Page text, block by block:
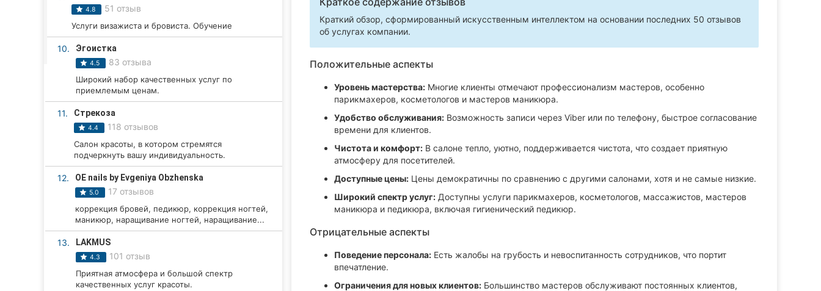
Херсон
Черкассы
Сумы
Ивано-Франковск
Ужгород
4.8 51 отзыв
Услуги визажиста и бровиста. Обучение
10. Эгоистка
4.5 83 отзыва
Широкий набор качественных услуг по
приемлемым ценам.
11. Стрекоза
4.4 118 отзывов
Салон красоты, в котором стремятся
подчеркнуть вашу индивидуальность.
12. OE nails by Evgeniya Obzhenska
5.0 17 отзывов
коррекция бровей, педикюр, коррекция ногтей,
маникюр, наращивание ногтей, наращивание...
13. LAKMUS
4.3 101 отзыв
Приятная атмосфера и большой спектр
качественных услуг красоты.
Краткий обзор, сформированный искусственным интеллектом на основании последних 50 отзывов
об услугах компании.
Положительные аспекты
Уровень мастерства: Многие клиенты отмечают профессионализм мастеров, особенно
парикмахеров, косметологов и мастеров маникюра.
Удобство обслуживания: Возможность записи через Viber или по телефону, быстрое согласование
времени для клиентов.
Чистота и комфорт: В салоне тепло, уютно, поддерживается чистота, что создает приятную
атмосферу для посетителей.
Доступные цены: Цены демократичны по сравнению с другими салонами, хотя и не самые низкие.
Широкий спектр услуг: Доступны услуги парикмахеров, косметологов, массажистов, мастеров
маникюра и педикюра, включая гигиенический педикюр.
Отрицательные аспекты
Поведение персонала: Есть жалобы на грубость и невоспитанность сотрудников, что портит
впечатление.
Ограничения для новых клиентов: Большинство мастеров обслуживают постоянных клиентов,